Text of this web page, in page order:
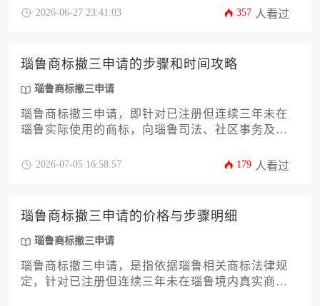
足法定条件并遵循既定步骤，是清理商标壁垒、释
2026-06-27 23:41:03 357 人看过
瑙鲁商标撤三申请的步骤和时间攻略
瑙鲁商标撤三申请
瑙鲁商标撤三申请，即针对已注册但连续三年未在
瑙鲁实际使用的商标，向瑙鲁司法、社区事务及土
盖证据收集、申请递交、官方审查及后续裁决，整
2026-07-05 16:58:57 179 人看过
瑙鲁商标撤三申请的价格与步骤明细
瑙鲁商标撤三申请
瑙鲁商标撤三申请，是指依据瑙鲁相关商标法律规
定，针对已注册但连续三年未在瑙鲁境内真实商业